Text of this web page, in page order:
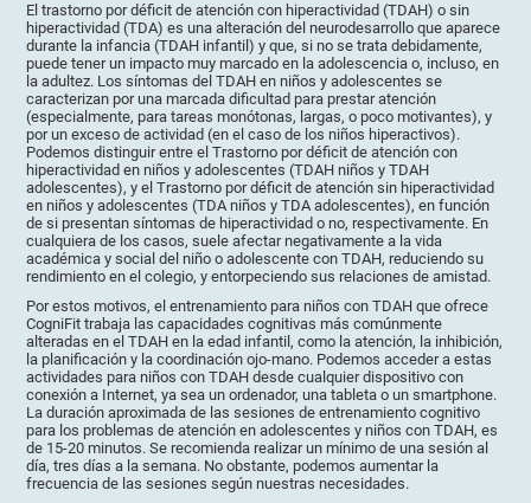
El trastorno por déficit de atención con hiperactividad (TDAH) o sin
hiperactividad (TDA) es una alteración del neurodesarrollo que aparece
durante la infancia (TDAH infantil) y que, si no se trata debidamente,
puede tener un impacto muy marcado en la adolescencia o, incluso, en
la adultez. Los síntomas del TDAH en niños y adolescentes se
caracterizan por una marcada dificultad para prestar atención
(especialmente, para tareas monótonas, largas, o poco motivantes), y
por un exceso de actividad (en el caso de los niños hiperactivos).
Podemos distinguir entre el Trastorno por déficit de atención con
hiperactividad en niños y adolescentes (TDAH niños y TDAH
adolescentes), y el Trastorno por déficit de atención sin hiperactividad
en niños y adolescentes (TDA niños y TDA adolescentes), en función
de si presentan síntomas de hiperactividad o no, respectivamente. En
cualquiera de los casos, suele afectar negativamente a la vida
académica y social del niño o adolescente con TDAH, reduciendo su
rendimiento en el colegio, y entorpeciendo sus relaciones de amistad.
Por estos motivos, el entrenamiento para niños con TDAH que ofrece
CogniFit trabaja las capacidades cognitivas más comúnmente
alteradas en el TDAH en la edad infantil, como la atención, la inhibición,
la planificación y la coordinación ojo-mano. Podemos acceder a estas
actividades para niños con TDAH desde cualquier dispositivo con
conexión a Internet, ya sea un ordenador, una tableta o un smartphone.
La duración aproximada de las sesiones de entrenamiento cognitivo
para los problemas de atención en adolescentes y niños con TDAH, es
de 15-20 minutos. Se recomienda realizar un mínimo de una sesión al
día, tres días a la semana. No obstante, podemos aumentar la
frecuencia de las sesiones según nuestras necesidades.